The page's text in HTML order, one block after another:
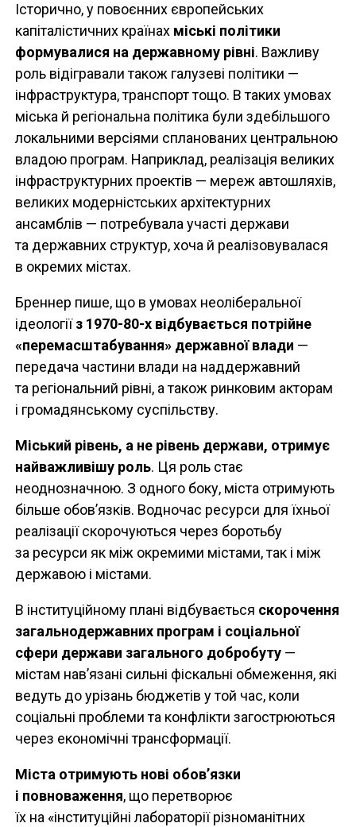
Історично, у повоєнних європейських
капіталістичних країнах міські політики
формувалися на державному рівні. Важливу
роль відігравали також галузеві політики —
інфраструктура, транспорт тощо. В таких умовах
міська й регіональна політика були здебільшого
локальними версіями спланованих центральною
владою програм. Наприклад, реалізація великих
інфраструктурних проектів — мереж автошляхів,
великих модерністських архітектурних
ансамблів — потребувала участі держави
та державних структур, хоча й реалізовувалася
в окремих містах.
Бреннер пише, що в умовах неоліберальної
ідеологіїз 1970-80-х відбувається потрійне
«перемасштабування» державної влади —
передача частини влади на наддержавний
та регіональний рівні, а також ринковим акторам
і громадянському суспільству.
Міський рівень, а не рівень держави, отримує
найважливішу роль. Ця роль стає
неоднозначною. З одного боку, міста отримують
більше обов’язків. Водночас ресурси для їхньої
реалізації скорочуються через боротьбу
за ресурси як між окремими містами, так і між
державою і містами.
В інституційному плані відбувається скорочення
загальнодержавних програм і соціальної
сфери держави загального добробуту —
містам нав’язані сильні фіскальні обмеження, які
ведуть до урізань бюджетів у той час, коли
соціальні проблеми та конфлікти загострюються
через економічні трансформації.
Міста отримують нові обов’язки
і повноваження, що перетворює
їх на «інституційні лабораторії різноманітних